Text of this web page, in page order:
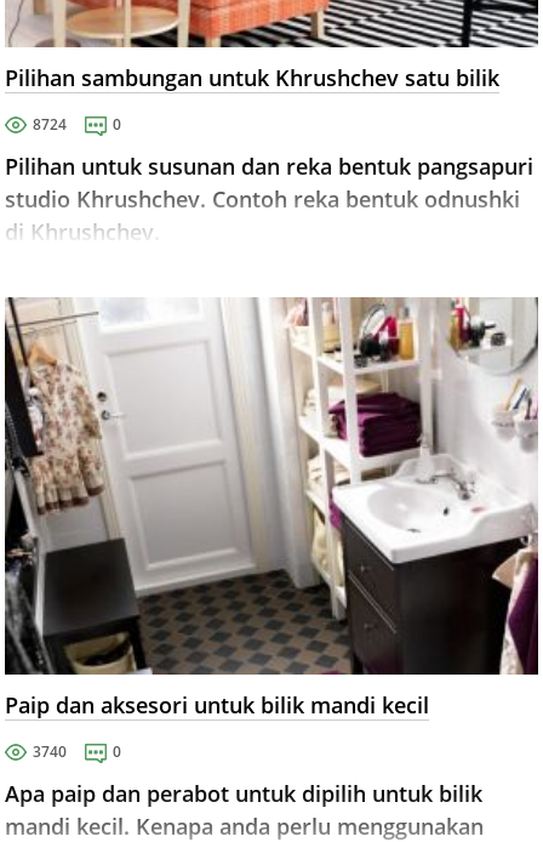
Pilihan sambungan untuk Khrushchev satu bilik
8724 0
Pilihan untuk susunan dan reka bentuk pangsapuri
studio Khrushchev. Contoh reka bentuk odnushki
di Khrushchev.
Paip dan aksesori untuk bilik mandi kecil
3740 0
Apa paip dan perabot untuk dipilih untuk bilik
mandi kecil. Kenapa anda perlu menggunakan